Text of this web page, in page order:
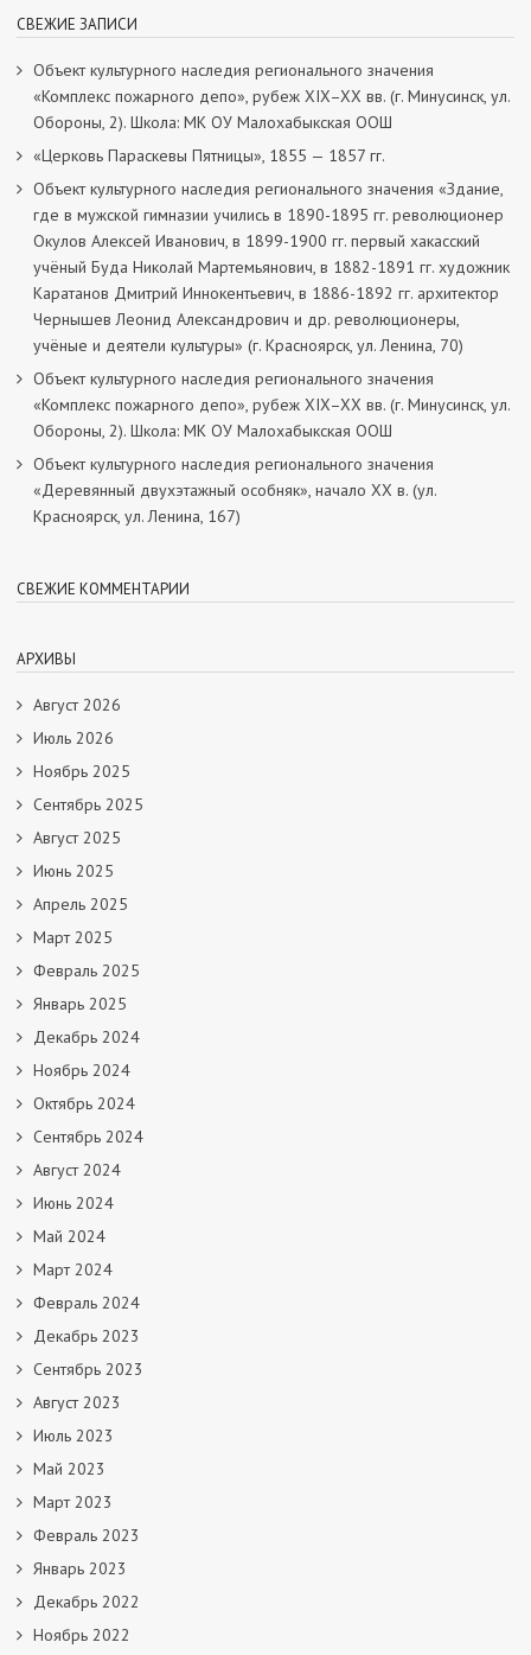
СВЕЖИЕ ЗАПИСИ
Объект культурного наследия регионального значения
«Комплекс пожарного депо», рубеж XIX–XX вв. (г. Минусинск, ул.
Обороны, 2). Школа: МК ОУ Малохабыкская ООШ
«Церковь Параскевы Пятницы», 1855 — 1857 гг.
Объект культурного наследия регионального значения «Здание,
где в мужской гимназии учились в 1890-1895 гг. революционер
Окулов Алексей Иванович, в 1899-1900 гг. первый хакасский
учёный Буда Николай Мартемьянович, в 1882-1891 гг. художник
Каратанов Дмитрий Иннокентьевич, в 1886-1892 гг. архитектор
Чернышев Леонид Александрович и др. революционеры,
учёные и деятели культуры» (г. Красноярск, ул. Ленина, 70)
Объект культурного наследия регионального значения
«Комплекс пожарного депо», рубеж XIX–XX вв. (г. Минусинск, ул.
Обороны, 2). Школа: МК ОУ Малохабыкская ООШ
Объект культурного наследия регионального значения
«Деревянный двухэтажный особняк», начало ХХ в. (ул.
Красноярск, ул. Ленина, 167)
СВЕЖИЕ КОММЕНТАРИИ
АРХИВЫ
Август 2026
Июль 2026
Ноябрь 2025
Сентябрь 2025
Август 2025
Июнь 2025
Апрель 2025
Март 2025
Февраль 2025
Январь 2025
Декабрь 2024
Ноябрь 2024
Октябрь 2024
Сентябрь 2024
Август 2024
Июнь 2024
Май 2024
Март 2024
Февраль 2024
Декабрь 2023
Сентябрь 2023
Август 2023
Июль 2023
Май 2023
Март 2023
Февраль 2023
Январь 2023
Декабрь 2022
Ноябрь 2022